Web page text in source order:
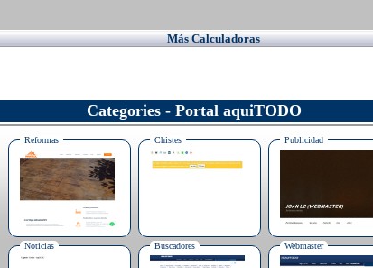
Más Calculadoras
Categories - Portal aquiTODO